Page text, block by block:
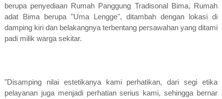
berupa penyediaan Rumah Panggung Tradisonal Bima, Rumah
adat Bima berupa "Uma Lengge", ditambah dengan lokasi di
damping kiri dan belakangnya terbentang persawahan yang ditami
padi milik warga sekitar.
"Disamping nilai estetikanya kami perhatikan, dari segi etika
pelayanan juga menjadi perhatian serius kami, sehingga bernar